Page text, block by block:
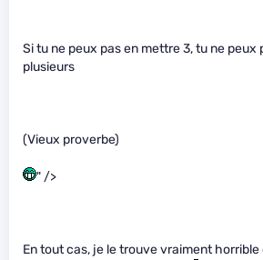
Si tu ne peux pas en mettre 3, tu ne peux
plusieurs
(Vieux proverbe)
" />
En tout cas, je le trouve vraiment horrible